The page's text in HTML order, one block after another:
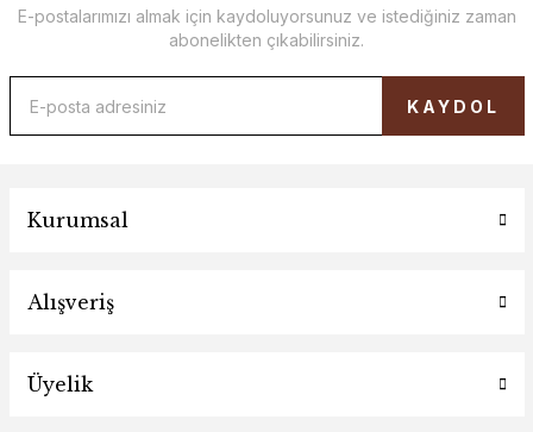
E-postalarımızı almak için kaydoluyorsunuz ve istediğiniz zaman
abonelikten çıkabilirsiniz.
KAYDOL
Kurumsal
Alışveriş
Üyelik